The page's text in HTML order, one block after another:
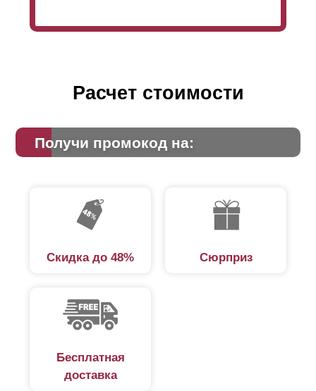
Расчет стоимости
Получи промокод на:
Скидка до 48% Сюрприз
Бесплатная
доставка